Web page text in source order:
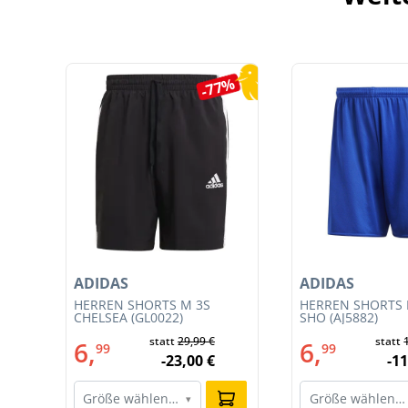
Produktgalerie überspringen
-77%
HERREN SHORTS M 3S
CHELSEA (GL0022)
ADIDAS
6,99 statt29,99 €
-23,00 €
Größe wählen… ▾
HERREN
SHO (AJ5882)
ADIDAS
6,99 statt
-
Größe wählen…